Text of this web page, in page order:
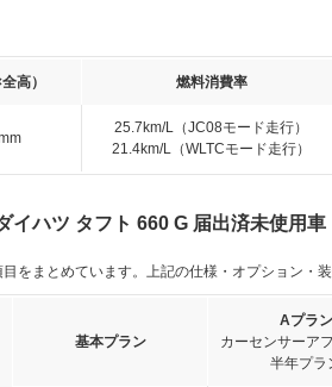
高） 燃料消費率
25.7km/L（JC08モード走行）
21.4km/L（WLTCモード走行）
イハツ タフト 660 G 届出済未使用
をまとめています。上記の仕様・オプション・装
基本プラン
Aプラン
カーセンサーア
半年プラ